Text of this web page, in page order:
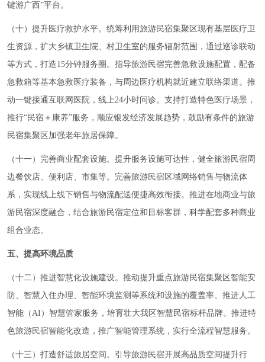
键游广西”平台。
（十）提升医疗救护水平。统筹利用旅游民宿集聚区现有基层医疗卫
生资源，扩大乡镇卫生院、村卫生室的服务辐射范围，通过巡诊联动
等方式，打造15分钟服务圈。指导旅游民宿完善急救设施配置，配备
急救箱等基本急救医疗装备，与周边医疗机构就近建立联络渠道。推
动一键接通互联网医院，线上24小时问诊。支持打造特色医疗场景，
推行“民宿＋康养”服务，顺应银发经济发展趋势，鼓励有条件的旅游
民宿集聚区加强老年旅居保障。
（十一）完善商业配套设施。提升服务设施可达性，健全旅游民宿周
边餐饮店、便利店、市集等。完善旅游民宿区域网络销售与物流体
系，实现线上线下销售与物流配送便捷高效衔接。推进在地商业与旅
游民宿深度融合，结合旅游民宿定位和目标客群，科学配套多种商业
组合业态。
五、提高环境品质
（十二）推进智慧化设施建设。推动提升重点旅游民宿集聚区智能安
防、智慧入住办理、智能环境监测等系统和设施的覆盖率。推进人工
智能（AI）智慧管家服务，培育壮大我区智慧民宿标杆品牌。推进特
色旅游民宿智能化改造，推广智能管理系统，实行全流程智慧服务。
（十三）打造舒适旅居空间。引导旅游民宿开展高品质空间提升行